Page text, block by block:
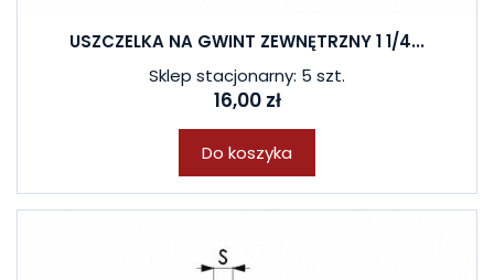
USZCZELKA NA GWINT ZEWNĘTRZNY 1 1/4...
Sklep stacjonarny: 5 szt.
16,00 zł
Do koszyka